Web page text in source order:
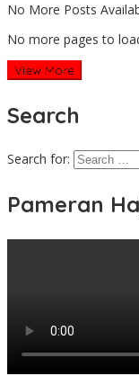
No More Posts
No more pages to
View More
Search
Search for:
Pameran